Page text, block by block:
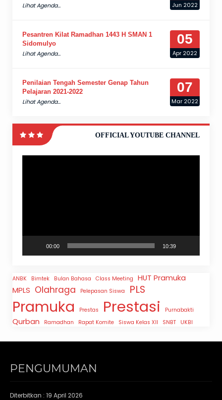
Jun 2022
Lihat Agenda...
05
Apr 2022
Pesantren Kilat Ramadhan 1443 H SMAN 1
Sidomulyo
Lihat Agenda...
07
Mar 2022
Penilaian Tengah Semester Genap Tahun
Pelajaran 2021-2022
Lihat Agenda...
OFFICIAL YOUTUBE CHANNEL
00:00 10:39
ANBK Bimtek Bulan Bahasa Class Meeting
HUT Pramuka
MPLS Olahraga Pelepasan Siswa PLS
Pramuka Prestas Prestasi Purnabakti
Qurban Ramadhan Rapat Komite Siswa Kelas XII SNBT UKBI
PENGUMUMAN
Diterbitkan : 19 April 2026